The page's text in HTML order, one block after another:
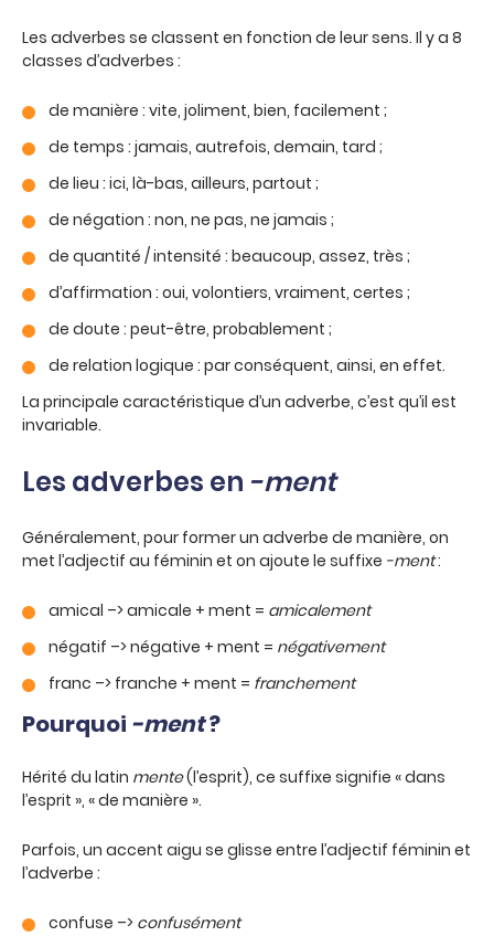
Les adverbes se classent en fonction de leur sens. Il y a 8
classes d’adverbes :
de manière : vite, joliment, bien, facilement ;
de temps : jamais, autrefois, demain, tard ;
de lieu : ici, là-bas, ailleurs, partout ;
de négation : non, ne pas, ne jamais ;
de quantité / intensité : beaucoup, assez, très ;
d’affirmation : oui, volontiers, vraiment, certes ;
de doute : peut-être, probablement ;
de relation logique : par conséquent, ainsi, en effet.
La principale caractéristique d’un adverbe, c’est qu’il est
invariable.
Les adverbes en -ment
Généralement, pour former un adverbe de manière, on
met l’adjectif au féminin et on ajoute le suffixe -ment:
amical –> amicale + ment = amicalement
négatif –> négative + ment = négativement
franc –> franche + ment = franchement
Pourquoi -ment?
Hérité du latin mente(l’esprit), ce suffixe signifie « dans
l’esprit », « de manière ».
Parfois, un accent aigu se glisse entre l’adjectif féminin et
l’adverbe :
confuse –> confusément